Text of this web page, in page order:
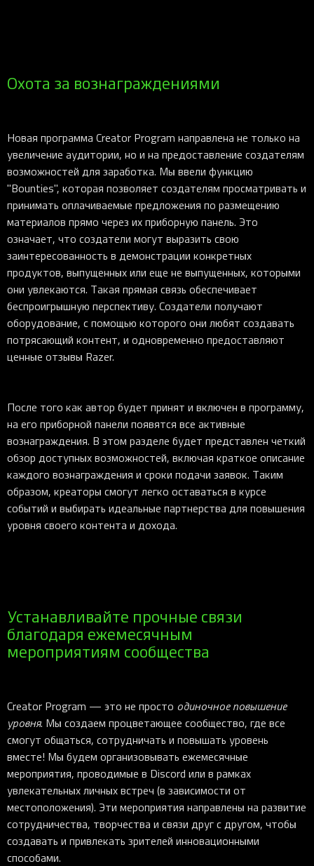
Охота за вознаграждениями
Новая программа Creator Program направлена не только на
увеличение аудитории, но и на предоставление создателям
возможностей для заработка. Мы ввели функцию
"Bounties", которая позволяет создателям просматривать и
принимать оплачиваемые предложения по размещению
материалов прямо через их приборную панель. Это
означает, что создатели могут выразить свою
заинтересованность в демонстрации конкретных
продуктов, выпущенных или еще не выпущенных, которыми
они увлекаются. Такая прямая связь обеспечивает
беспроигрышную перспективу. Создатели получают
оборудование, с помощью которого они любят создавать
потрясающий контент, и одновременно предоставляют
ценные отзывы Razer.
После того как автор будет принят и включен в программу,
на его приборной панели появятся все активные
вознаграждения. В этом разделе будет представлен четкий
обзор доступных возможностей, включая краткое описание
каждого вознаграждения и сроки подачи заявок. Таким
образом, креаторы смогут легко оставаться в курсе
событий и выбирать идеальные партнерства для повышения
уровня своего контента и дохода.
Устанавливайте прочные связи
благодаря ежемесячным
мероприятиям сообщества
Creator Program — это не просто одиночное повышение
уровня. Мы создаем процветающее сообщество, где все
смогут общаться, сотрудничать и повышать уровень
вместе! Мы будем организовывать ежемесячные
мероприятия, проводимые в Discord или в рамках
увлекательных личных встреч (в зависимости от
местоположения). Эти мероприятия направлены на развитие
сотрудничества, творчества и связи друг с другом, чтобы
создавать и привлекать зрителей инновационными
способами.